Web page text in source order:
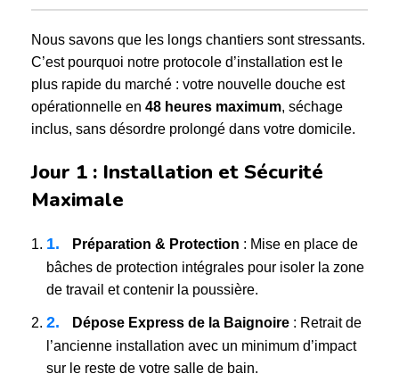
Nous savons que les longs chantiers sont stressants.
C’est pourquoi notre protocole d’installation est le
plus rapide du marché : votre nouvelle douche est
opérationnelle en 48 heures maximum, séchage
inclus, sans désordre prolongé dans votre domicile.
Jour 1 : Installation et Sécurité
Maximale
1. Préparation & Protection : Mise en place de
bâches de protection intégrales pour isoler la zone
de travail et contenir la poussière.
2. Dépose Express de la Baignoire : Retrait de
l’ancienne installation avec un minimum d’impact
sur le reste de votre salle de bain.